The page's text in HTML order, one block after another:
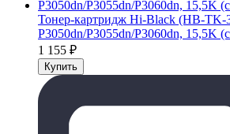
Тонер-картридж Hi-Black (HB-TK-
P3050dn/P3055dn/P3060dn, 15,5K
1 155 ₽